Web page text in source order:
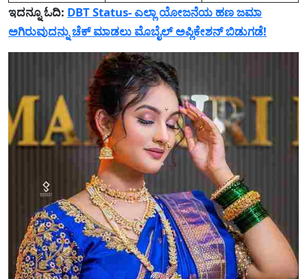
ಇದನ್ನೂ ಓದಿ: DBT Status- ಎಲ್ಲಾ ಯೋಜನೆಯ ಹಣ ಜಮಾ
ಅಗಿರುವುದನ್ನು ಚೆಕ್ ಮಾಡಲು ಮೊಬೈಲ್ ಅಪ್ಲಿಕೇಶನ್ ಬಿಡುಗಡೆ!